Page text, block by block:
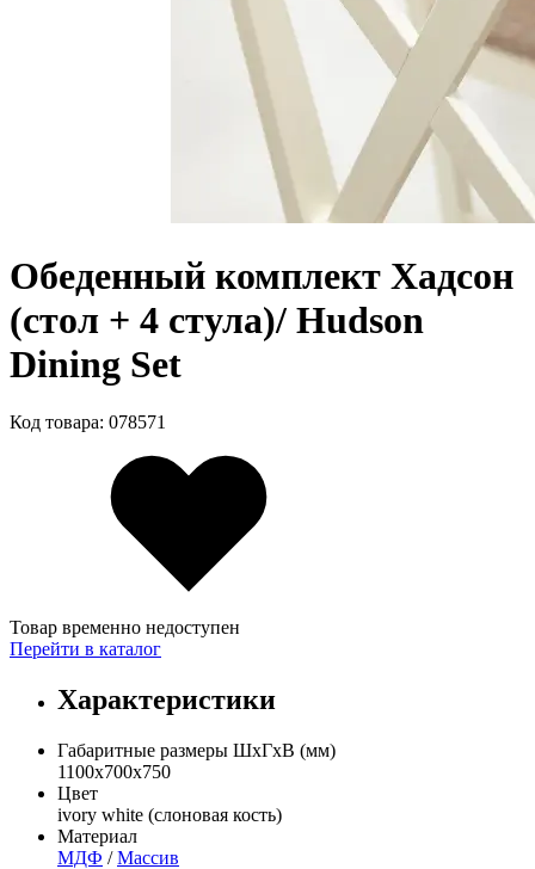
Обеденный комплект Хадсон
(стол + 4 стула)/ Hudson
Dining Set
Код товара: 078571
Товар временно недоступен
Перейти в каталог
Характеристики
Габаритные размеры ШхГхВ (мм)
1100х700х750
Цвет
ivory white (слоновая кость)
Материал
МДФ /Массив